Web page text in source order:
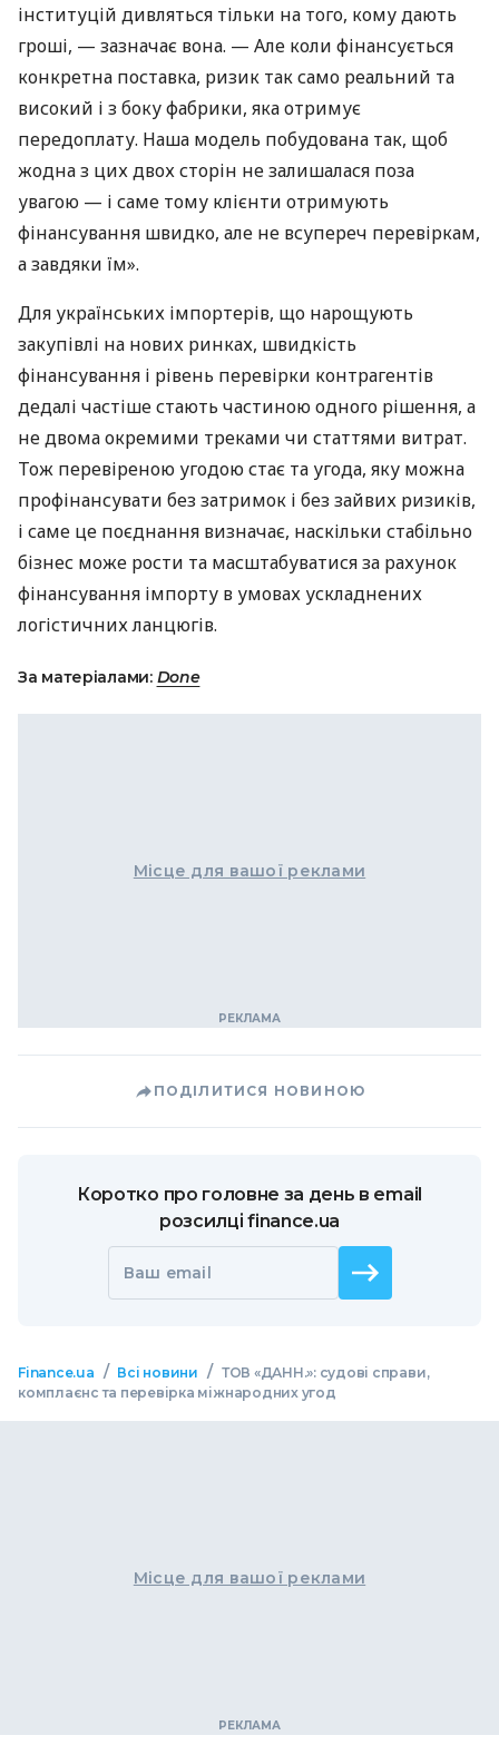
інституцій дивляться тільки на того, кому дають
гроші, — зазначає вона. — Але коли фінансується
конкретна поставка, ризик так само реальний та
високий і з боку фабрики, яка отримує
передоплату. Наша модель побудована так, щоб
жодна з цих двох сторін не залишалася поза
увагою — і саме тому клієнти отримують
фінансування швидко, але не всупереч перевіркам,
а завдяки їм».
Для українських імпортерів, що нарощують
закупівлі на нових ринках, швидкість
фінансування і рівень перевірки контрагентів
дедалі частіше стають частиною одного рішення, а
не двома окремими треками чи статтями витрат.
Тож перевіреною угодою стає та угода, яку можна
профінансувати без затримок і без зайвих ризиків,
і саме це поєднання визначає, наскільки стабільно
бізнес може рости та масштабуватися за рахунок
фінансування імпорту в умовах ускладнених
логістичних ланцюгів.
За матеріалами: Done
Місце для вашої реклами
ПОДІЛИТИСЯ НОВИНОЮ
Коротко про головне за день в email
розсилці finance.ua
Ваш email
Finance.ua / Всі новини / ТОВ «ДАНН.»: судові справи,
комплаєнс та перевірка міжнародних угод
Місце для вашої реклами